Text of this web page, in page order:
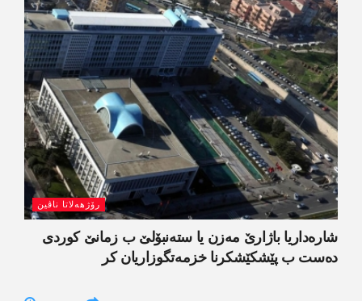
رۆژھەلاتا ناڤین
شارەداریا باژارێ مەزن یا ستەنبۆلێ ب زمانێ کوردی
دەست ب پێشکێشکرنا خزمەتگوزاریان کر